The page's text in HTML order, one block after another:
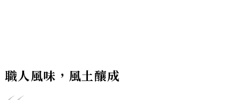
職人風味，風土釀成